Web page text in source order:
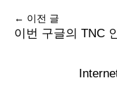
← 이전 글
이번 구글의 TNC